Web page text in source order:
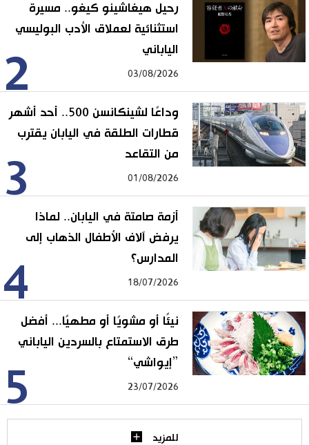
2
رحيل هيغاشينو كيغو.. مسيرة
استثنائية لعملاق الأدب البوليسي
الياباني
03/08/2026
3
وداعًا لشينكانسن 500.. أحد أشهر
قطارات الطلقة في اليابان يقترب
من التقاعد
01/08/2026
4
أزمة صامتة في اليابان.. لماذا
يرفض آلاف الأطفال الذهاب إلى
المدارس؟
18/07/2026
5
نيئًا أو مشويًا أو مطهيًا... أفضل
طرق الاستمتاع بالسردين الياباني
”إيواشي“
23/07/2026
للمزيد